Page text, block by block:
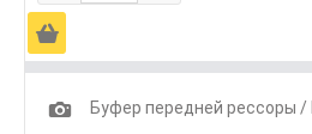
Ä
1
Буфер передней рессоры